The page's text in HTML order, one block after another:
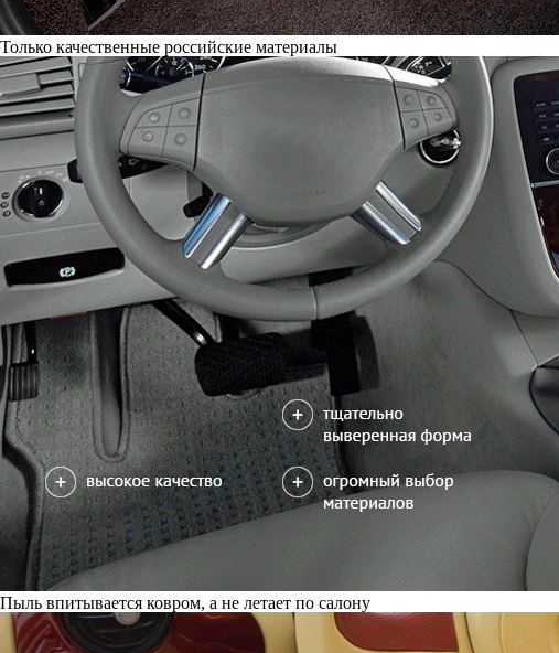
Только качественные российские материалы
Пыль впитывается ковром, а не летает по салону